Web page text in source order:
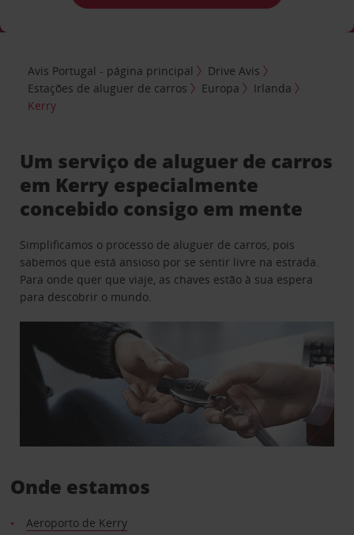
Avis Portugal - página principal
Drive Avis
Estações de aluguer de carros
Europa
Irlanda
Kerry
Um serviço de aluguer de carros
em Kerry especialmente
concebido consigo em mente
Simplificamos o processo de aluguer de carros, pois
sabemos que está ansioso por se sentir livre na estrada.
Para onde quer que viaje, as chaves estão à sua espera
para descobrir o mundo.
Onde estamos
Aeroporto de Kerry